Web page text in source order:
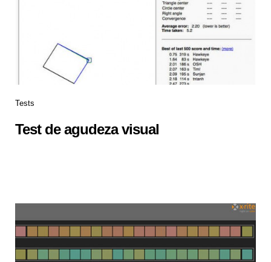
Tests
Test de agudeza visual